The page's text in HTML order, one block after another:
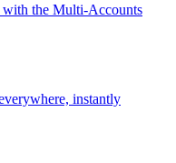
with the Multi-Accounts
instantly